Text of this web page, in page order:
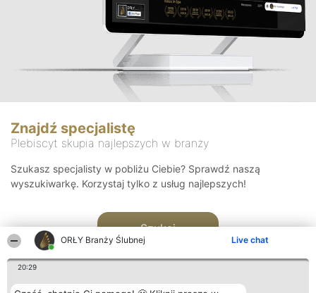
ORŁY Branży Ślubnej Live chat
20:29
Znajdź specjalistę
Plebiscyt skupia najlepszych w branży
Szukasz specjalisty w pobliżu Ciebie? Sprawdź naszą
wyszukiwarkę. Korzystaj tylko z usług najlepszych!
Szukaj